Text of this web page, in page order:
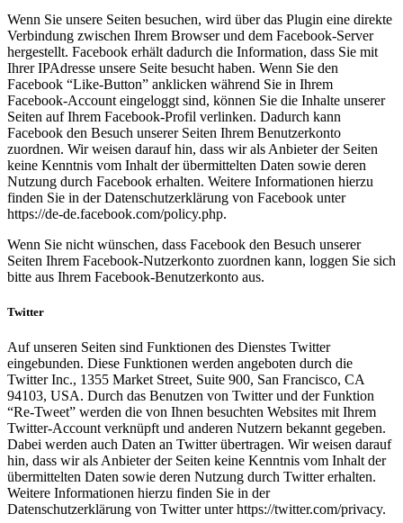
Wenn Sie unsere Seiten besuchen, wird über das Plugin eine direkte
Verbindung zwischen Ihrem Browser und dem Facebook-Server
hergestellt. Facebook erhält dadurch die Information, dass Sie mit
Ihrer IPAdresse unsere Seite besucht haben. Wenn Sie den
Facebook “Like-Button” anklicken während Sie in Ihrem
Facebook-Account eingeloggt sind, können Sie die Inhalte unserer
Seiten auf Ihrem Facebook-Profil verlinken. Dadurch kann
Facebook den Besuch unserer Seiten Ihrem Benutzerkonto
zuordnen. Wir weisen darauf hin, dass wir als Anbieter der Seiten
keine Kenntnis vom Inhalt der übermittelten Daten sowie deren
Nutzung durch Facebook erhalten. Weitere Informationen hierzu
finden Sie in der Datenschutzerklärung von Facebook unter
https://de-de.facebook.com/policy.php.
Wenn Sie nicht wünschen, dass Facebook den Besuch unserer
Seiten Ihrem Facebook-Nutzerkonto zuordnen kann, loggen Sie sich
bitte aus Ihrem Facebook-Benutzerkonto aus.
Twitter
Auf unseren Seiten sind Funktionen des Dienstes Twitter
eingebunden. Diese Funktionen werden angeboten durch die
Twitter Inc., 1355 Market Street, Suite 900, San Francisco, CA
94103, USA. Durch das Benutzen von Twitter und der Funktion
“Re-Tweet” werden die von Ihnen besuchten Websites mit Ihrem
Twitter-Account verknüpft und anderen Nutzern bekannt gegeben.
Dabei werden auch Daten an Twitter übertragen. Wir weisen darauf
hin, dass wir als Anbieter der Seiten keine Kenntnis vom Inhalt der
übermittelten Daten sowie deren Nutzung durch Twitter erhalten.
Weitere Informationen hierzu finden Sie in der
Datenschutzerklärung von Twitter unter https://twitter.com/privacy.